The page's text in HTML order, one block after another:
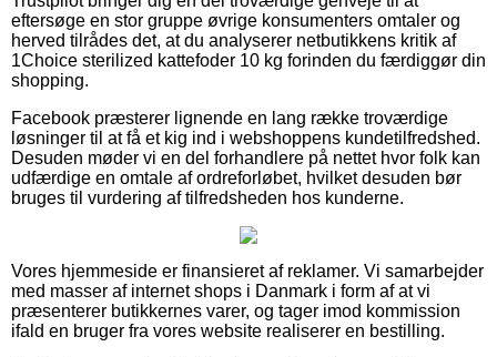
eftersøge en stor gruppe øvrige konsumenters omtaler og
herved tilrådes det, at du analyserer netbutikkens kritik af
1Choice sterilized kattefoder 10 kg forinden du færdiggør din
shopping.
Facebook præsterer lignende en lang række troværdige
løsninger til at få et kig ind i webshoppens kundetilfredshed.
Desuden møder vi en del forhandlere på nettet hvor folk kan
udfærdige en omtale af ordreforløbet, hvilket desuden bør
bruges til vurdering af tilfredsheden hos kunderne.
Vores hjemmeside er finansieret af reklamer. Vi samarbejder
med masser af internet shops i Danmark i form af at vi
præsenterer butikkernes varer, og tager imod kommission
ifald en bruger fra vores website realiserer en bestilling.